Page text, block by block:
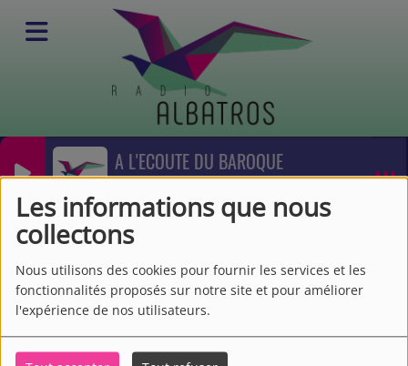
Les informations que nous
collectons
Nous utilisons des cookies pour fournir les services et les
fonctionnalités proposés sur notre site et pour améliorer
l'expérience de nos utilisateurs.
A L'ECOUTE DU BAROQUE
RADIO ALBATROS
Podcasts Escapade
Escapade